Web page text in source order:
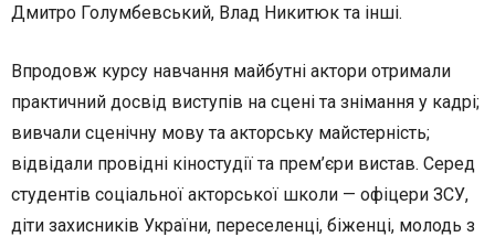
Дмитро Голумбевський, Влад Никитюк та інші.
Впродовж курсу навчання майбутні актори отримали
практичний досвід виступів на сцені та знімання у кадрі;
вивчали сценічну мову та акторську майстерність;
відвідали провідні кіностудії та прем’єри вистав. Серед
студентів соціальної акторської школи — офіцери ЗСУ,
діти захисників України, переселенці, біженці, молодь з